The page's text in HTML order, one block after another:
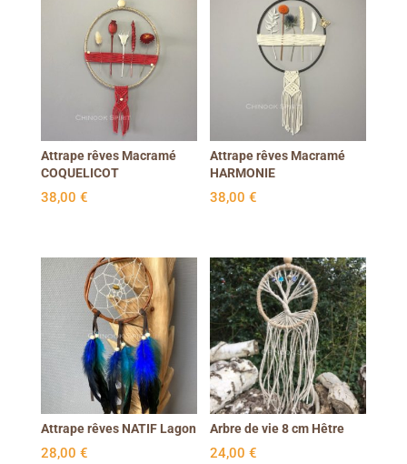
Attrape rêves Macramé
COQUELICOT
38,00 €
Attrape rêves Macramé
HARMONIE
38,00€
Attrape rêves NATIF Lagon
28,00 €
Arbre de vie 8 cm Hêtre
24,00€